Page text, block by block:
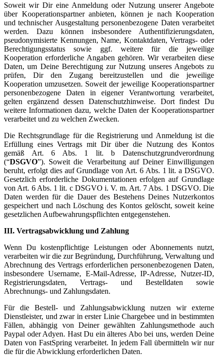
Soweit wir Dir eine Anmeldung oder Nutzung unserer Angebote
über Kooperationspartner anbieten, können je nach Kooperation
und technischer Ausgestaltung personenbezogene Daten verarbeitet
werden. Dazu können insbesondere Authentifizierungsdaten,
pseudonymisierte Kennungen, Name, Kontaktdaten, Vertrags- oder
Berechtigungsstatus sowie ggf. weitere für die jeweilige
Kooperation erforderliche Angaben gehören. Wir verarbeiten diese
Daten, um Deine Berechtigung zur Nutzung unseres Angebots zu
prüfen, Dir den Zugang bereitzustellen und die jeweilige
Kooperation umzusetzen. Soweit der jeweilige Kooperationspartner
personenbezogene Daten in eigener Verantwortung verarbeitet,
gelten ergänzend dessen Datenschutzhinweise. Dort findest Du
weitere Informationen dazu, welche Daten der Kooperationspartner
verarbeitet und zu welchen Zwecken.
Die Rechtsgrundlage für die Registrierung und Anmeldung ist die
Erfüllung eines Vertrags mit Dir über die Nutzung des Kontos
gemäß Art. 6 Abs. 1 lit. b Datenschutzgrundverordnung
(“DSGVO”). Soweit die Verarbeitung auf Deiner Einwilligungen
beruht, erfolgt dies auf Grundlage von Art. 6 Abs. 1 lit. a DSGVO.
Gesetzlich erforderliche Dokumentationen erfolgen auf Grundlage
von Art. 6 Abs. 1 lit. c DSGVO i. V. m. Art. 7 Abs. 1 DSGVO. Die
Daten werden für die Dauer des Bestehens Deines Nutzerkontos
gespeichert und nach Löschung des Kontos gelöscht, soweit keine
gesetzlichen Aufbewahrungspflichten entgegenstehen.
III. Vertragsabwicklung und Zahlung
Wenn Du kostenpflichtige Leistungen oder Abonnements nutzt,
verarbeiten wir die zur Begründung, Durchführung, Verwaltung und
Abrechnung des Vertrags erforderlichen personenbezogenen Daten,
insbesondere Username, E-Mail-Adresse, IP-Adresse, Nutzer-ID,
Registrierungsdaten, Vertrags- und Bestelldaten sowie
Abrechnungs- und Zahlungsdaten.
Für die Bestell- und Zahlungsabwicklung nutzen wir externe
Dienstleister, und zwar in erster Linie Chargebee und in bestimmten
Fällen, abhängig von Deiner gewählten Zahlungsmethode auch
Paypal oder Adyen. Hast Du ein älteres Abo bei uns, werden Deine
Daten von FastSpring verarbeitet. In jedem Fall übermitteln wir nur
die für die Abwicklung erforderlichen Daten.